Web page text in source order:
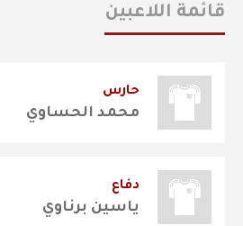
قائمة اللاعبين
حارس
محمد الحساوي
دفاع
ياسين برناوي